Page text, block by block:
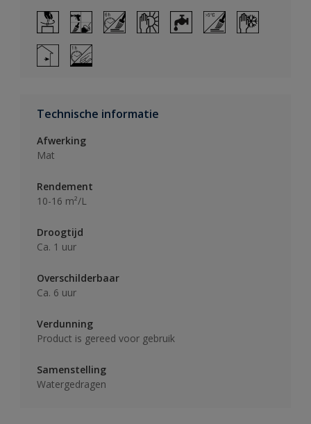
Technische informatie
Afwerking
Mat
Rendement
10-16 m²/L
Droogtijd
Ca. 1 uur
Overschilderbaar
Ca. 6 uur
Verdunning
Product is gereed voor gebruik
Samenstelling
Watergedragen